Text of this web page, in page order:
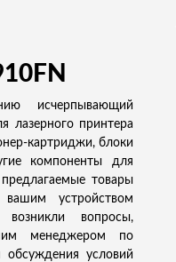
исчерпывающий
лазерного принтера
картриджи, блоки
компоненты для
товары
вашим устройством
вопросы,
менеджером по
условий